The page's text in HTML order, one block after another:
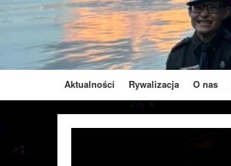
Aktualności Rywalizacja O nas